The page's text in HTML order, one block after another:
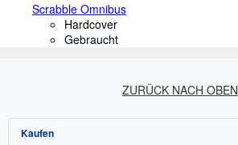
Scrabble Omnibus
Hardcover
Gebraucht
ZURÜCK NACH OBEN
Kaufen